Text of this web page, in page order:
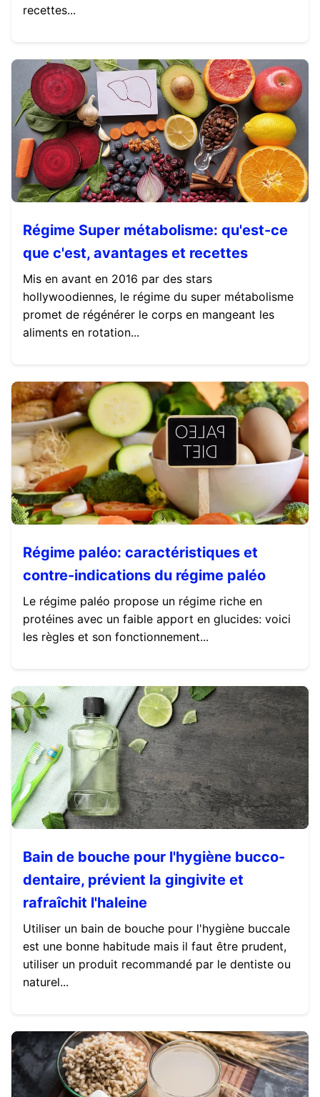
recettes...
Régime Super métabolisme: qu'est-ce
que c'est, avantages et recettes
Mis en avant en 2016 par des stars
hollywoodiennes, le régime du super métabolisme
promet de régénérer le corps en mangeant les
aliments en rotation...
Régime paléo: caractéristiques et
contre-indications du régime paléo
Le régime paléo propose un régime riche en
protéines avec un faible apport en glucides: voici
les règles et son fonctionnement...
Bain de bouche pour l'hygiène bucco-
dentaire, prévient la gingivite et
rafraîchit l'haleine
Utiliser un bain de bouche pour l'hygiène buccale
est une bonne habitude mais il faut être prudent,
utiliser un produit recommandé par le dentiste ou
naturel...